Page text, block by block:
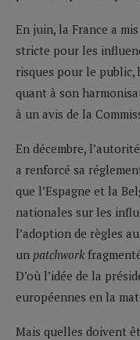
En juin, la France a
stricte pour les
risques pour le public,
quant à son
à un avis de la
En décembre,
a renforcé sa
que l’Espagne et la
nationales sur les
l’adoption de règles
un patchwork
D’où l’idée de la
européennes en la
Mais quelles doivent